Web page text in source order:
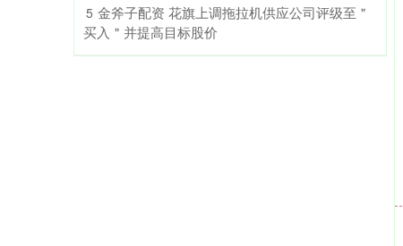
5 ​金斧子配资 花旗上调拖拉机供应公司评级至＂
买入＂并提高目标股价